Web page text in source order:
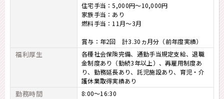
住宅手当：5,000円〜10,000円
家族手当：あり
燃料手当：11月～3月
賞与：年2回 計3.30ヵ月分（前年度実績）
福利厚生
各種社会保険完備、通勤手当規定支給、退職
金制度あり（勤続3年以上）、再雇用制度あ
り、勤務延長あり、託児施設あり、育児・介
護休業取得実績あり
勤務時間 8:00～16:30